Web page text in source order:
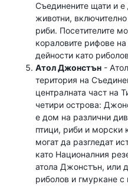
Съединените щати и
животни,
риби. Посетителите
кораловите рифове
дейности като
Атол Джонстън -
територия на
централната част на
четири острова:
е дом на различни
птици, риби и морски
могат да разгледат
като Националния
атола Джонстън, или
риболов и гмуркане с